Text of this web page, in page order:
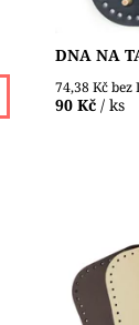
DNA NA
74,38 Kč bez
90 Kč / ks
Dno z
kabelek a
šňůr
otvory ( Ø